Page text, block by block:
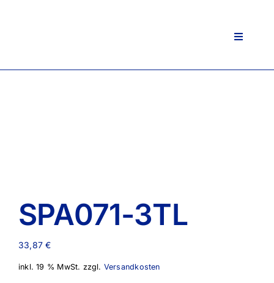
Toggle
SPA071-3TL
33,87€
inkl. 19 % MwSt. zzgl. Versandkosten